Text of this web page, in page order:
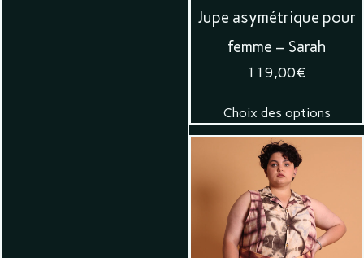
Jupe asymétrique pour
femme – Sarah
119,00€
Choix des options